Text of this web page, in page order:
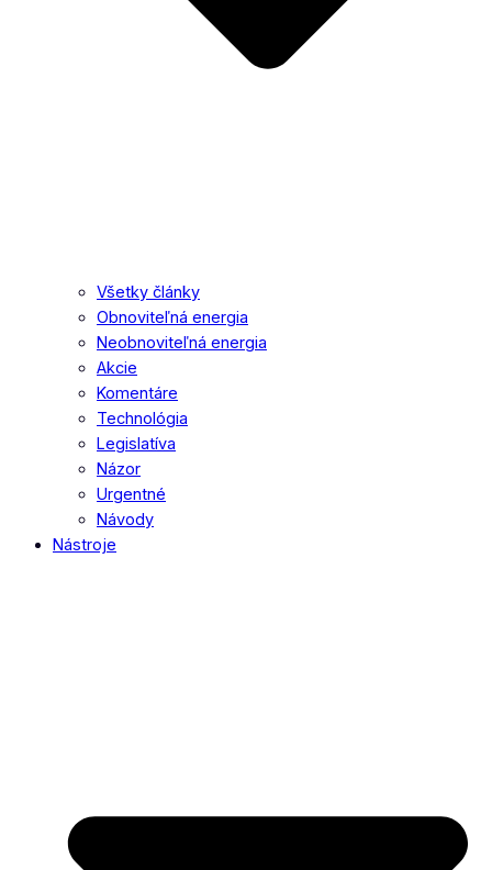
Všetky články
Obnoviteľná energia
Neobnoviteľná energia
Akcie
Komentáre
Technológia
Legislatíva
Názor
Urgentné
Návody
Nástroje